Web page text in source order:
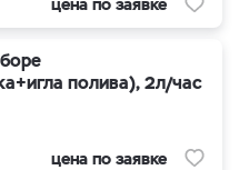
полива), 2л/час
цена по заявке